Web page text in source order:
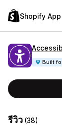
Shopify
Built
รีวิว (38)